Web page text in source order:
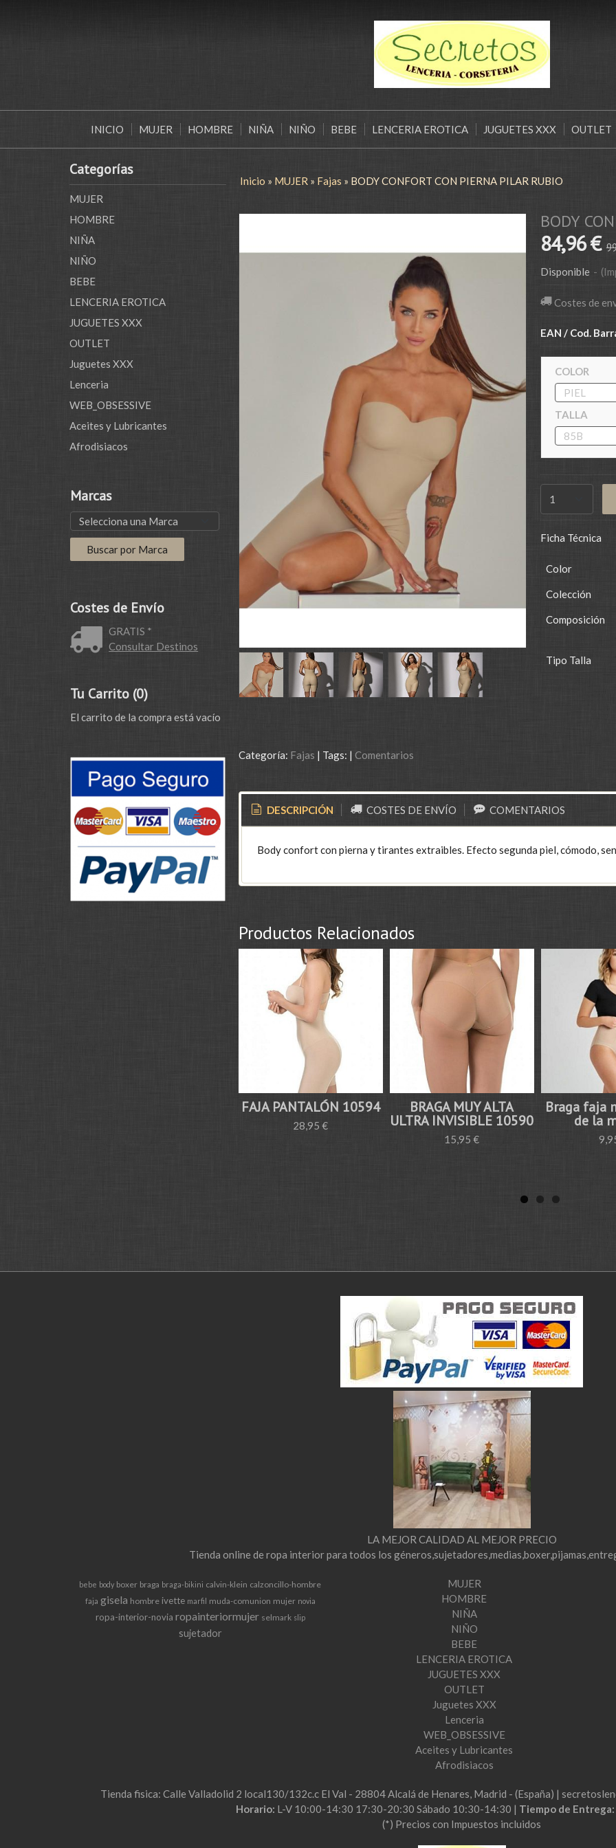
INICIO MUJER HOMBRE NIÑA NIÑO BEBE LENCERIA EROTICA JUGUETES XXX OUTLET
Categorías
MUJER
HOMBRE
NIÑA
NIÑO
BEBE
LENCERIA EROTICA
JUGUETES XXX
OUTLET
Juguetes XXX
Lenceria
WEB_OBSESSIVE
Aceites y Lubricantes
Afrodisiacos
Marcas
Costes de Envío
GRATIS *
Consultar Destinos
Tu Carrito (0)
El carrito de la compra está vacío
Inicio » MUJER » Fajas » BODY CONFORT CON PIERNA PILAR RUBIO
BODY
84,96 €
Disponible -
Costes de
EAN / Cod.
COLOR
TALLA
Ficha Técnica
Color
Colección
Composición
Tipo Talla
Categoría: Fajas | Tags: | Comentarios
DESCRIPCIÓN COSTES DE ENVÍO COMENTARIOS
Body confort con pierna y tirantes extraibles. Efecto segunda piel, cómodo,
Productos Relacionados
FAJA PANTALÓN 10594
28,95 €
BRAGA MUY ALTA
ULTRA INVISIBLE 10590
15,95 €
Braga faja
de la
LA MEJOR CALIDAD AL MEJOR PRECIO
Tienda online de ropa interior para todos los
bebe body boxer braga braga-bikini calvin-klein calzoncillo-hombre
faja gisela hombre ivette marfil muda-comunion mujer novia
ropa-interior-novia ropainteriormujer selmark slip
sujetador
MUJER
HOMBRE
NIÑA
NIÑO
BEBE
LENCERIA EROTICA
JUGUETES XXX
OUTLET
Juguetes XXX
Lenceria
WEB_OBSESSIVE
Aceites y Lubricantes
Afrodisiacos
Tienda fisica: Calle Valladolid 2 local130/132c.c El Val - 28804 Alcalá de Henares, Madrid - (España) |
Horario: L-V 10:00-14:30 17:30-20:30 Sábado 10:30-14:30 | Tiempo de Entrega:
(*) Precios con Impuestos incluidos